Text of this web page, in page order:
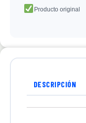
Producto original
DESCRIPCIÓN